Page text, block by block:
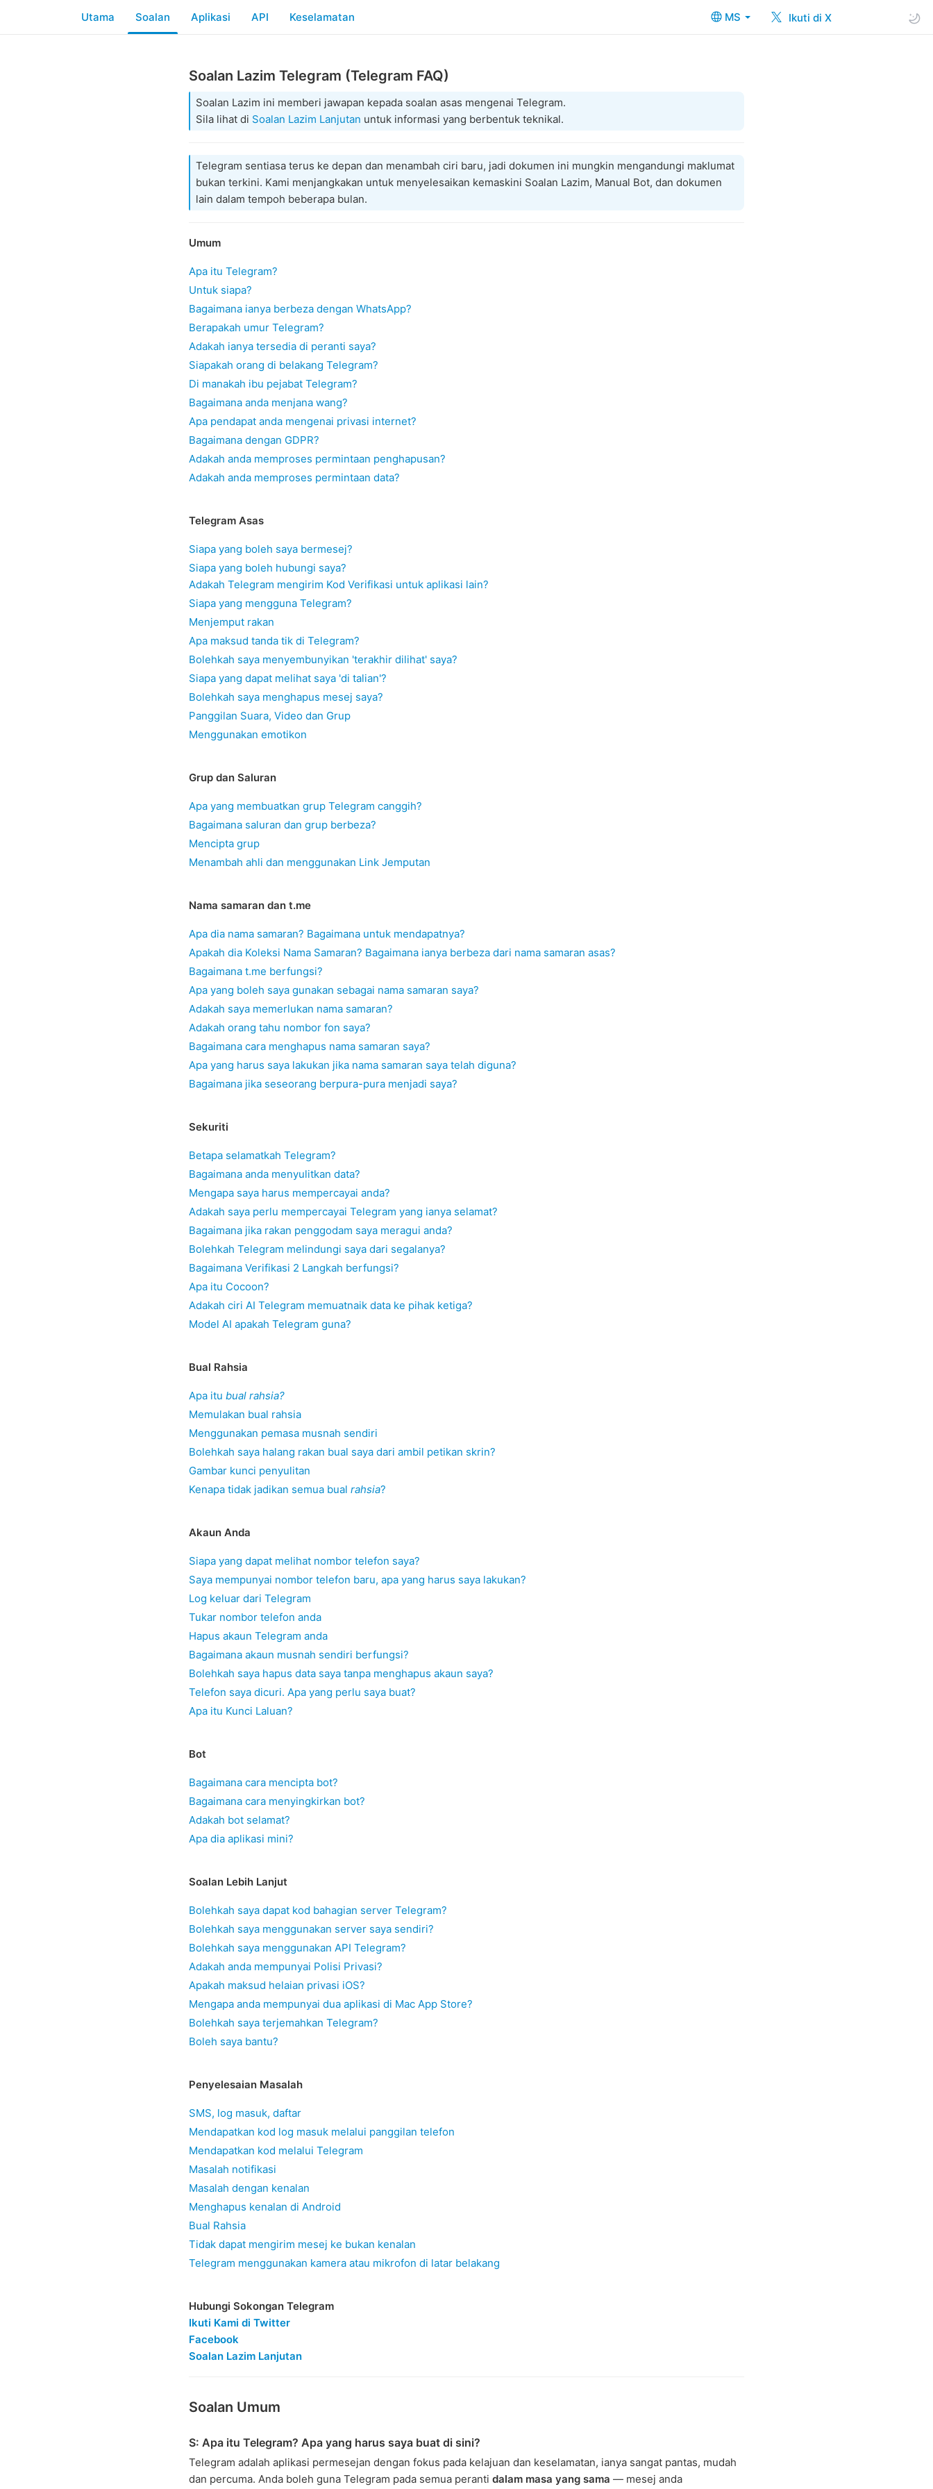
MS Ikuti di X
Utama Soalan Aplikasi API Keselamatan
Soalan Lazim Telegram (Telegram FAQ)
Soalan Lazim ini memberi jawapan kepada soalan asas mengenai Telegram.
Sila lihat di Soalan Lazim Lanjutan untuk informasi yang berbentuk teknikal.
Telegram sentiasa terus ke depan dan menambah ciri baru, jadi dokumen ini mungkin mengandungi maklumat
bukan terkini. Kami menjangkakan untuk menyelesaikan kemaskini Soalan Lazim, Manual Bot, dan dokumen
lain dalam tempoh beberapa bulan.
Umum
Apa itu Telegram?
Untuk siapa?
Bagaimana ianya berbeza dengan WhatsApp?
Berapakah umur Telegram?
Adakah ianya tersedia di peranti saya?
Siapakah orang di belakang Telegram?
Di manakah ibu pejabat Telegram?
Bagaimana anda menjana wang?
Apa pendapat anda mengenai privasi internet?
Bagaimana dengan GDPR?
Adakah anda memproses permintaan penghapusan?
Adakah anda memproses permintaan data?
Telegram Asas
Siapa yang boleh saya bermesej?
Siapa yang boleh hubungi saya?
Adakah Telegram mengirim Kod Verifikasi untuk aplikasi lain?
Siapa yang mengguna Telegram?
Menjemput rakan
Apa maksud tanda tik di Telegram?
Bolehkah saya menyembunyikan 'terakhir dilihat' saya?
Siapa yang dapat melihat saya 'di talian'?
Bolehkah saya menghapus mesej saya?
Panggilan Suara, Video dan Grup
Menggunakan emotikon
Grup dan Saluran
Apa yang membuatkan grup Telegram canggih?
Bagaimana saluran dan grup berbeza?
Mencipta grup
Menambah ahli dan menggunakan Link Jemputan
Nama samaran dan t.me
Apa dia nama samaran? Bagaimana untuk mendapatnya?
Apakah dia Koleksi Nama Samaran? Bagaimana ianya berbeza dari nama samaran asas?
Bagaimana t.me berfungsi?
Apa yang boleh saya gunakan sebagai nama samaran saya?
Adakah saya memerlukan nama samaran?
Adakah orang tahu nombor fon saya?
Bagaimana cara menghapus nama samaran saya?
Apa yang harus saya lakukan jika nama samaran saya telah diguna?
Bagaimana jika seseorang berpura-pura menjadi saya?
Sekuriti
Betapa selamatkah Telegram?
Bagaimana anda menyulitkan data?
Mengapa saya harus mempercayai anda?
Adakah saya perlu mempercayai Telegram yang ianya selamat?
Bagaimana jika rakan penggodam saya meragui anda?
Bolehkah Telegram melindungi saya dari segalanya?
Bagaimana Verifikasi 2 Langkah berfungsi?
Apa itu Cocoon?
Adakah ciri AI Telegram memuatnaik data ke pihak ketiga?
Model AI apakah Telegram guna?
Bual Rahsia
Apa itu bual rahsia?
Memulakan bual rahsia
Menggunakan pemasa musnah sendiri
Bolehkah saya halang rakan bual saya dari ambil petikan skrin?
Gambar kunci penyulitan
Kenapa tidak jadikan semua bual rahsia?
Akaun Anda
Siapa yang dapat melihat nombor telefon saya?
Saya mempunyai nombor telefon baru, apa yang harus saya lakukan?
Log keluar dari Telegram
Tukar nombor telefon anda
Hapus akaun Telegram anda
Bagaimana akaun musnah sendiri berfungsi?
Bolehkah saya hapus data saya tanpa menghapus akaun saya?
Telefon saya dicuri. Apa yang perlu saya buat?
Apa itu Kunci Laluan?
Bot
Bagaimana cara mencipta bot?
Bagaimana cara menyingkirkan bot?
Adakah bot selamat?
Apa dia aplikasi mini?
Soalan Lebih Lanjut
Bolehkah saya dapat kod bahagian server Telegram?
Bolehkah saya menggunakan server saya sendiri?
Bolehkah saya menggunakan API Telegram?
Adakah anda mempunyai Polisi Privasi?
Apakah maksud helaian privasi iOS?
Mengapa anda mempunyai dua aplikasi di Mac App Store?
Bolehkah saya terjemahkan Telegram?
Boleh saya bantu?
Penyelesaian Masalah
SMS, log masuk, daftar
Mendapatkan kod log masuk melalui panggilan telefon
Mendapatkan kod melalui Telegram
Masalah notifikasi
Masalah dengan kenalan
Menghapus kenalan di Android
Bual Rahsia
Tidak dapat mengirim mesej ke bukan kenalan
Telegram menggunakan kamera atau mikrofon di latar belakang
Hubungi Sokongan Telegram
Ikuti Kami di Twitter
Facebook
Soalan Lazim Lanjutan
Soalan Umum
S: Apa itu Telegram? Apa yang harus saya buat di sini?
Telegram adalah aplikasi permesejan dengan fokus pada kelajuan dan keselamatan, ianya sangat pantas, mudah
dan percuma. Anda boleh guna Telegram pada semua peranti dalam masa yang sama — mesej anda